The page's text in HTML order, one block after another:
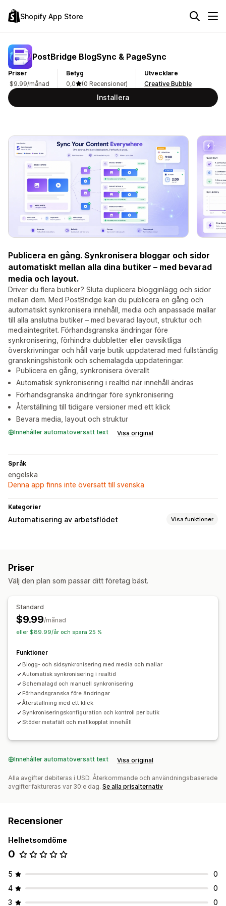
Shopify App Store
PostBridge BlogSync & PageSync
Priser
$9.99/månad
Betyg
0,0
(0 Recensioner)
Utvecklare
Creative Bubble
Installera
Publicera en gång. Synkronisera bloggar och sidor
automatiskt mellan alla dina butiker – med bevarad
media och layout.
Driver du flera butiker? Sluta duplicera blogginlägg och sidor
mellan dem. Med PostBridge kan du publicera en gång och
automatiskt synkronisera innehåll, media och anpassade mallar
till alla anslutna butiker – med bevarad layout, struktur och
mediaintegritet. Förhandsgranska ändringar före
synkronisering, förhindra dubbletter eller oavsiktliga
överskrivningar och håll varje butik uppdaterad med fullständig
granskningshistorik och schemalagda uppdateringar.
Publicera en gång, synkronisera överallt
Automatisk synkronisering i realtid när innehåll ändras
Förhandsgranska ändringar före synkronisering
Återställning till tidigare versioner med ett klick
Bevara media, layout och struktur
Innehåller automatöversatt text Visa original
Språk
engelska
Denna app finns inte översatt till svenska
Kategorier
Automatisering av arbetsflödet Visa funktioner
Schemalagda uppgifter
Priser
Välj den plan som passar ditt företag bäst.
Standard
$9.99/månad
eller $89.99/år och spara 25 %
Funktioner
Blogg- och sidsynkronisering med media och mallar
Automatisk synkronisering i realtid
Schemalagd och manuell synkronisering
Förhandsgranska före ändringar
Återställning med ett klick
Synkroniseringskonfiguration och kontroll per butik
Stöder metafält och mallkopplat innehåll
Innehåller automatöversatt text Visa original
Alla avgifter debiteras i USD. Återkommande och användningsbaserade
avgifter faktureras var 30:e dag. Se alla prisalternativ
Recensioner
Helhetsomdöme
0
5
0
4
0
3
0